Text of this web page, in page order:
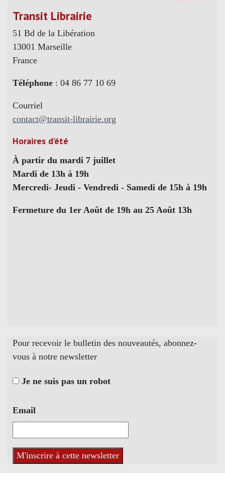
Transit Librairie
51 Bd de la Libération
13001 Marseille
France
Téléphone : 04 86 77 10 69
Courriel
contact@transit-librairie.org
Horaires d’été
À partir du mardi 7 juillet
Mardi de 13h à 19h
Mercredi- Jeudi - Vendredi - Samedi de 15h à 19h
Fermeture du 1er Août de 19h au 25 Août 13h
Pour recevoir le bulletin des nouveautés, abonnez-
vous à notre newsletter
Je ne suis pas un robot
Email